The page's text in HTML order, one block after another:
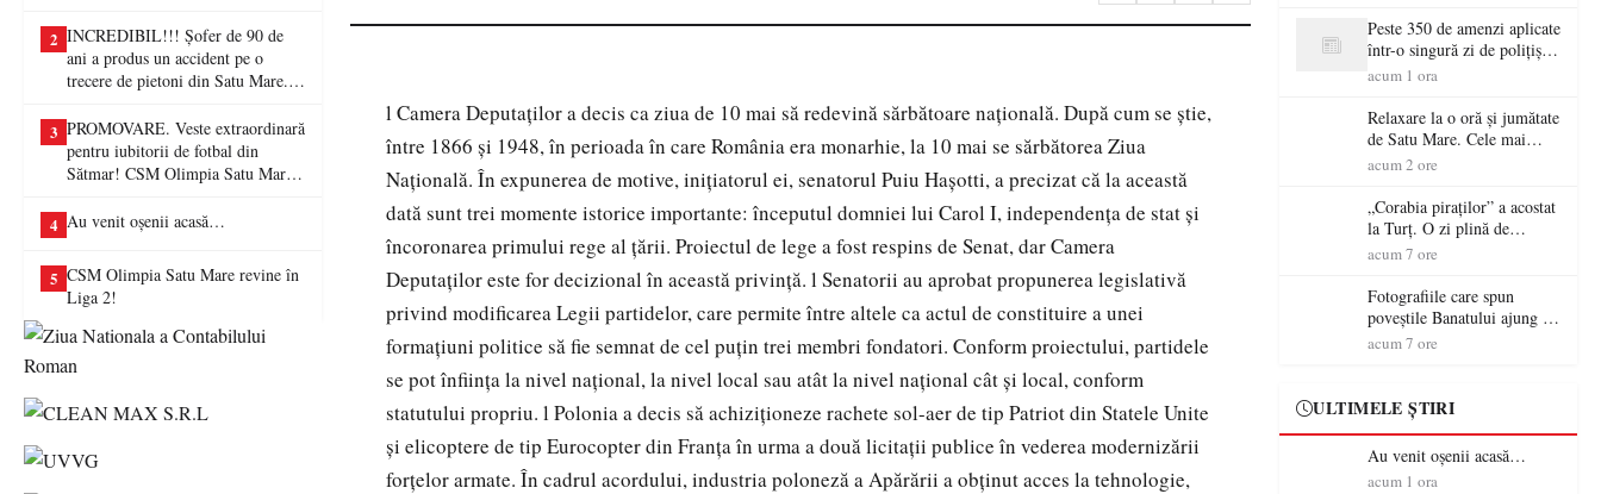
2 INCREDIBIL!!! Șofer de 90 de
ani a produs un accident pe o
trecere de pietoni din Satu Mare. O
3 PROMOVARE. Veste extraordinară
pentru iubitorii de fotbal din
Sătmar! CSM Olimpia Satu Mare
4 Au venit oșenii acasă…
5 CSM Olimpia Satu Mare revine în
Liga 2!
l Camera Deputaţilor a decis ca ziua de 10 mai să redevină sărbătoare naţională. După cum se ştie,
între 1866 şi 1948, în perioada în care România era monarhie, la 10 mai se sărbătorea Ziua
Naţională. În expunerea de motive, iniţiatorul ei, senatorul Puiu Haşotti, a precizat că la această
dată sunt trei momente istorice importante: începutul domniei lui Carol I, independenţa de stat şi
încoronarea primului rege al ţării. Proiectul de lege a fost respins de Senat, dar Camera
Deputaţilor este for decizional în această privinţă. l Senatorii au aprobat propunerea legislativă
privind modificarea Legii partidelor, care permite între altele ca actul de constituire a unei
formaţiuni politice să fie semnat de cel puţin trei membri fondatori. Conform proiectului, partidele
se pot înfiinţa la nivel naţional, la nivel local sau atât la nivel naţional cât şi local, conform
statutului propriu. l Polonia a decis să achiziţioneze rachete sol-aer de tip Patriot din Statele Unite
şi elicoptere de tip Eurocopter din Franţa în urma a două licitaţii publice în vederea modernizării
forţelor armate. În cadrul acordului, industria poloneză a Apărării a obţinut acces la tehnologie,
Peste 350 de amenzi aplicate
într-o singură zi de polițiștii
sătmăreni
acum 1 ora
Relaxare la o oră și jumătate
de Satu Mare. Cele mai
spectaculoase piscine
Maramureș, ideale pentru o
escapadă de vară
acum 2 ore
„Corabia piraților” a acostat
la Turț. O zi plină de
aventură și lecții despre
tabăra de vară
acum 7 ore
Fotografiile care spun
poveștile Banatului ajung la
Muzeul de Artă Satu Mare
acum 7 ore
ULTIMELE ȘTIRI
Au venit oșenii acasă…
acum 1 ora